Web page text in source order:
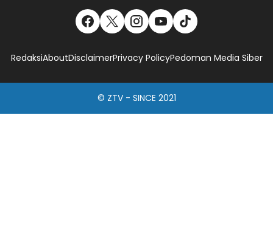
RedaksiAboutDisclaimerPrivacy PolicyPedoman Media Siber
© ZTV - SINCE 2021